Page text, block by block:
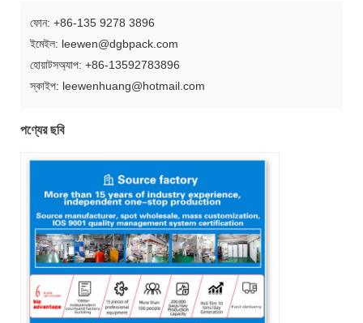
ফোন: +86-135 9278 3896
ইমেইল: leewen@dgbpack.com
হোয়াটসঅ্যাপ: +86-13592783896
স্কাইপ: leewenhuang@hotmail.com
পণ্যের ছবি